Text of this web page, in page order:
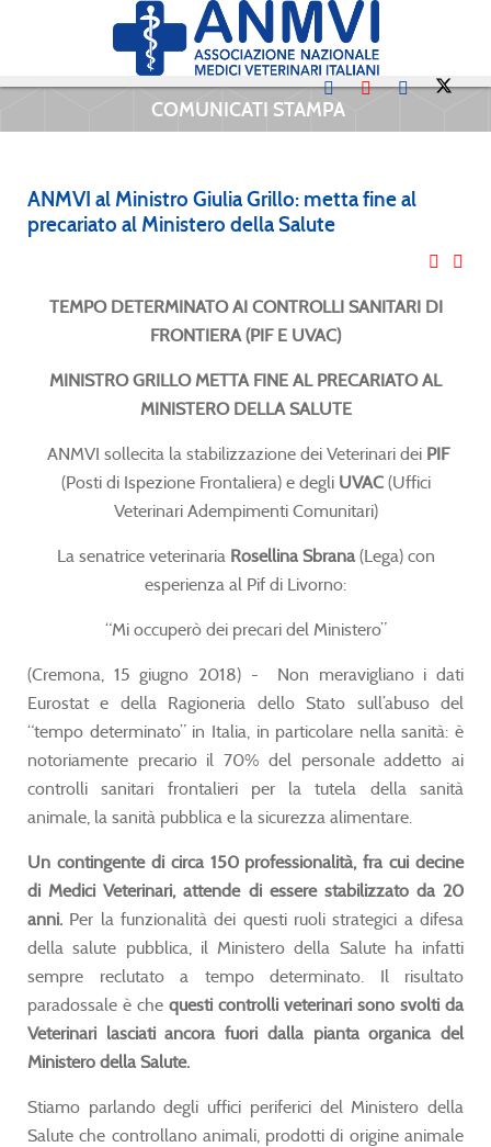
COMUNICATI STAMPA
ANMVI al Ministro Giulia Grillo: metta fine al
precariato al Ministero della Salute
TEMPO DETERMINATO AI CONTROLLI SANITARI DI
FRONTIERA (PIF E UVAC)
MINISTRO GRILLO METTA FINE AL PRECARIATO AL
MINISTERO DELLA SALUTE
ANMVI sollecita la stabilizzazione dei Veterinari dei PIF
(Posti di Ispezione Frontaliera) e degli UVAC(Uffici
Veterinari Adempimenti Comunitari)
La senatrice veterinaria Rosellina Sbrana(Lega) con
esperienza al Pif di Livorno:
“Mi occuperò dei precari del Ministero”
(Cremona, 15 giugno 2018) - Non meravigliano i dati
Eurostat e della Ragioneria dello Stato sull’abuso del
“tempo determinato” in Italia, in particolare nella sanità: è
notoriamente precario il 70% del personale addetto ai
controlli sanitari frontalieri per la tutela della sanità
animale, la sanità pubblica e la sicurezza alimentare.
Un contingente di circa 150 professionalità, fra cui decine
di Medici Veterinari, attende di essere stabilizzato da 20
anni. Per la funzionalità dei questi ruoli strategici a difesa
della salute pubblica, il Ministero della Salute ha infatti
sempre reclutato a tempo determinato. Il risultato
paradossale è che questi controlli veterinari sono svolti da
Veterinari lasciati ancora fuori dalla pianta organica del
Ministero della Salute.
Stiamo parlando degli uffici periferici del Ministero della
Salute che controllano animali, prodotti di origine animale